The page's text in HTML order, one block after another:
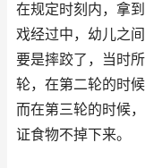
在规定时刻内，拿
戏经过中，幼儿之
要是摔跤了，当时
轮，在第二轮的时
而在第三轮的时候
证食物不掉下来。